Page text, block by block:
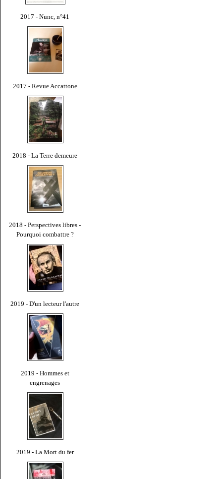
2017 - Nunc, n°41
2017 - Revue Accattone
2018 - La Terre demeure
2018 - Perspectives libres -
Pourquoi combattre ?
2019 - D'un lecteur l'autre
2019 - Hommes et
engrenages
2019 - La Mort du fer